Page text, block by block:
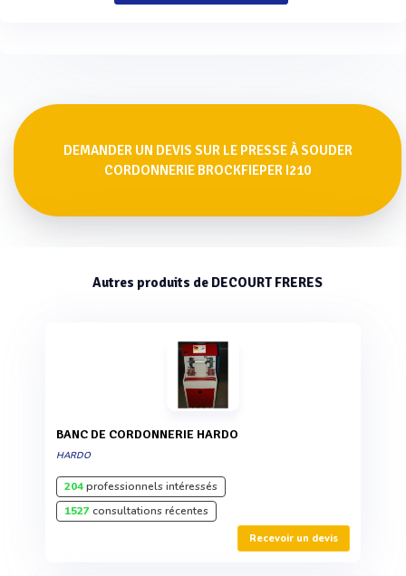
DEMANDER UN DEVIS SUR LE PRESSE À SOUDER
CORDONNERIE BROCKFIEPER I210
Autres produits de DECOURT FRERES
BANC DE CORDONNERIE HARDO
HARDO
204professionnels intéressés
1527consultations récentes
Recevoir un devis